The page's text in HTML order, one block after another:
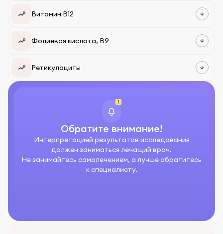
Витамин В12
Фолиевая кислота, В9
Ретикулоциты
Обратите внимание!
Интерпретацией результатов исследования
должен заниматься лечащий врач.
Не занимайтесь самолечением, а лучше обратитесь
к специалисту.